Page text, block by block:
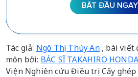
BẮT ĐẦU NGAY
Tác giả: Ngô Thị Thúy An, bài viết
môn bởi: BÁC SĨ TAKAHIRO
Viện Nghiên cứu Điều trị Cấy ghép